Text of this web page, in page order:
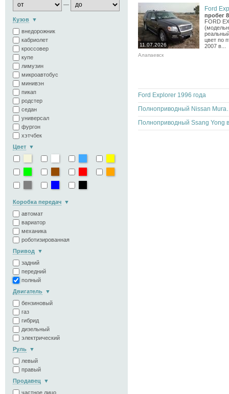
—
Кузов
внедорожник
кабриолет
кроссовер
купе
лимузин
микроавтобус
минивэн
пикап
родстер
седан
универсал
фургон
хэтчбек
Цвет
Коробка передач
автомат
вариатор
механика
роботизированная
Привод
задний
передний
полный
Двигатель
бензиновый
газ
гибрид
дизельный
электрический
Руль
левый
правый
Продавец
частное лицо
11.07.2026
Ford
пробег
FORD
цвет по
2007 в...
Алапаевск
Ford Explorer 1996 года